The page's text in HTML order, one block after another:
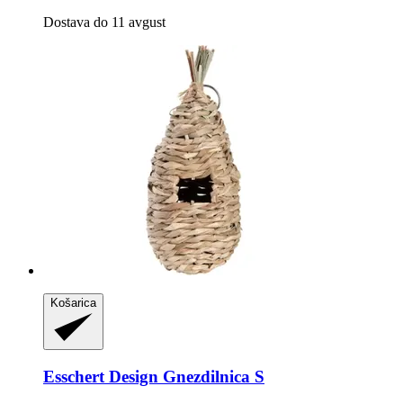
Dostava do 11 avgust
Košarica
Esschert Design Gnezdilnica S